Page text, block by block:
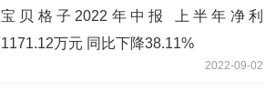
宝贝格子2022年中报 上半年净利
1171.12万元 同比下降38.11%
2022-09-02